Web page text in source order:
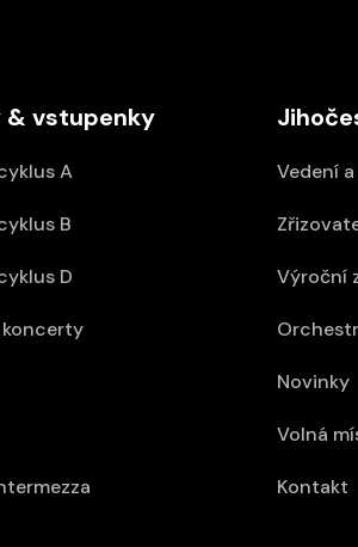
& vstupenky
A
B
D
Vedení
Výroční
Orchestr
Novinky
Volná
Kontakt